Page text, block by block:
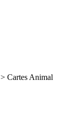
> Cartes Animal